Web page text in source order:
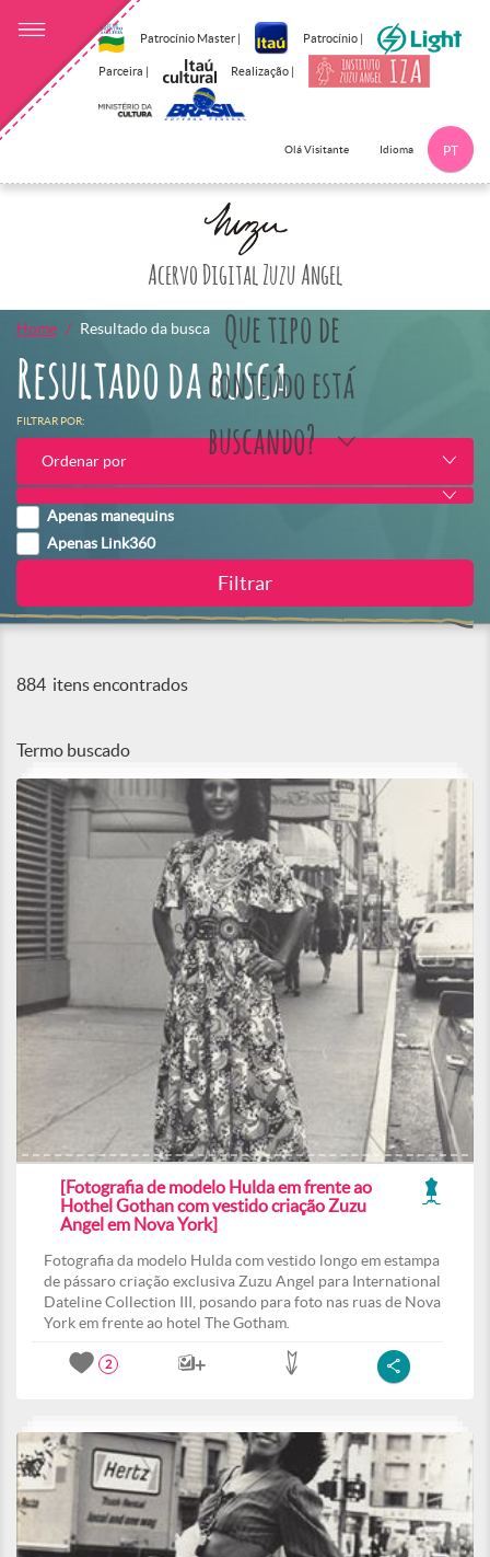
Patrocínio Master | Patrocínio |
Parceira | Realização |
Olá Visitante Idioma PT
Acervo Digital Zuzu Angel
Que tipo de
conteúdo está
buscando?
Home Resultado da busca
Resultado da busca
FILTRAR POR:
Ordenar por
Apenas manequins
Apenas Link360
884 itens encontrados
Termo buscado
[Fotografia de modelo Hulda em frente ao
Hothel Gothan com vestido criação Zuzu
Angel em Nova York]
Fotografia da modelo Hulda com vestido longo em estampa
de pássaro criação exclusiva Zuzu Angel para International
Dateline Collection III, posando para foto nas ruas de Nova
York em frente ao hotel The Gotham.
2